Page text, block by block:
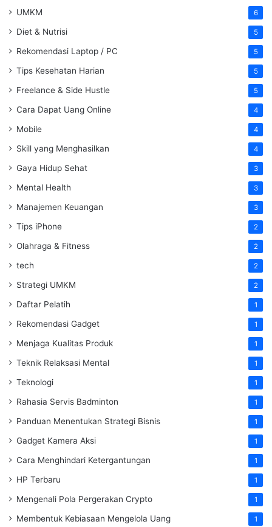
UMKM 6
Diet & Nutrisi 5
Rekomendasi Laptop / PC 5
Tips Kesehatan Harian 5
Freelance & Side Hustle 5
Cara Dapat Uang Online 4
Mobile 4
Skill yang Menghasilkan 4
Gaya Hidup Sehat 3
Mental Health 3
Manajemen Keuangan 3
Tips iPhone 2
Olahraga & Fitness 2
tech 2
Strategi UMKM 2
Daftar Pelatih 1
Rekomendasi Gadget 1
Menjaga Kualitas Produk 1
Teknik Relaksasi Mental 1
Teknologi 1
Rahasia Servis Badminton 1
Panduan Menentukan Strategi Bisnis 1
Gadget Kamera Aksi 1
Cara Menghindari Ketergantungan 1
HP Terbaru 1
Mengenali Pola Pergerakan Crypto 1
Membentuk Kebiasaan Mengelola Uang 1